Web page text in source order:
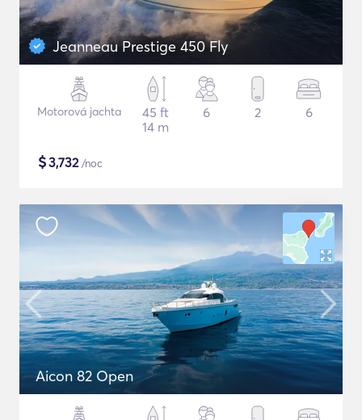
Jeanneau Prestige 450 Fly
Motorová jachta
45 ft
14 m
6 2 6
$3,732/noc
Aicon 82 Open